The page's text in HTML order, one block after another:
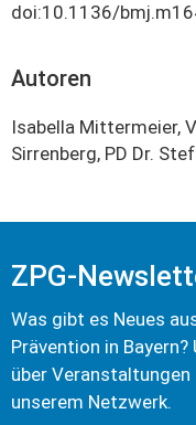
doi:10.1136/
Autoren
Isabella Mittermeier,
Sirrenberg, PD Dr.
ZPG-
Was gibt es Neues
Prävention in Bayern?
über
unserem Netzwerk.